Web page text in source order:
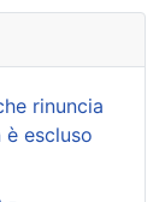
rinuncia
escluso